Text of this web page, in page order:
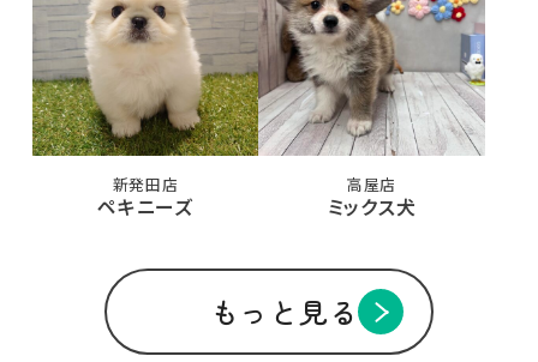
新発田店
ペキニーズ
高屋店
ミックス犬
もっと見る